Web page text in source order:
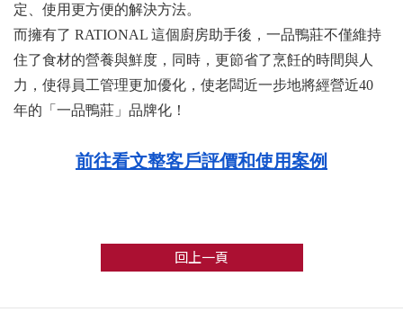
定、使用更方便的解決方法。
而擁有了 RATIONAL 這個廚房助手後，一品鴨莊不僅維持
住了食材的營養與鮮度，同時，更節省了烹飪的時間與人
力，使得員工管理更加優化，使老闆近一步地將經營近40
年的「一品鴨莊」品牌化！
前往看文整客戶評價和使用案例
回上一頁